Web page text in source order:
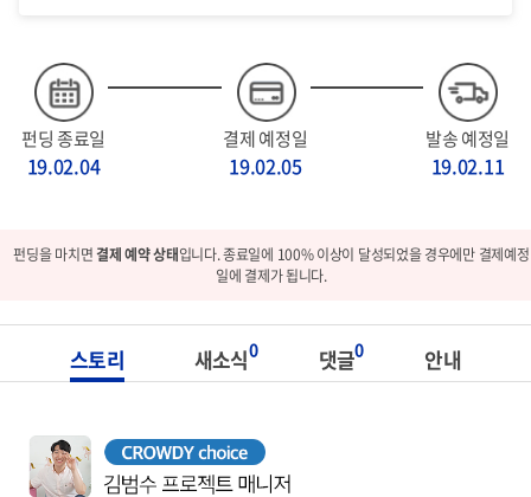
펀딩 종료일
19.02.04
결제 예정일
19.02.05
발송 예정일
19.02.11
펀딩을 마치면결제 예약 상태입니다. 종료일에 100% 이상이 달성되었을 경우에만 결제예정
일에 결제가 됩니다.
스토리 새소식0 댓글0 안내